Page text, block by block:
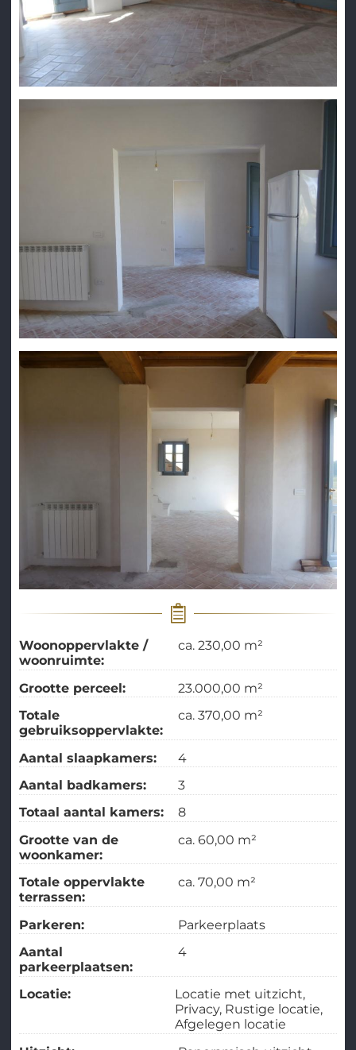
Woonoppervlakte /
woonruimte:
ca. 230,00 m²
Grootte perceel:
23.000,00 m²
Totale
gebruiksoppervlakte:
ca. 370,00 m²
Aantal slaapkamers:
4
Aantal badkamers:
3
Totaal aantal kamers:
8
Grootte van de
woonkamer:
ca. 60,00 m²
Totale oppervlakte
terrassen:
ca. 70,00 m²
Parkeren:
Parkeerplaats
Aantal
parkeerplaatsen:
4
Locatie:
Locatie met uitzicht
Privacy Rustige locatie
Afgelegen locatie